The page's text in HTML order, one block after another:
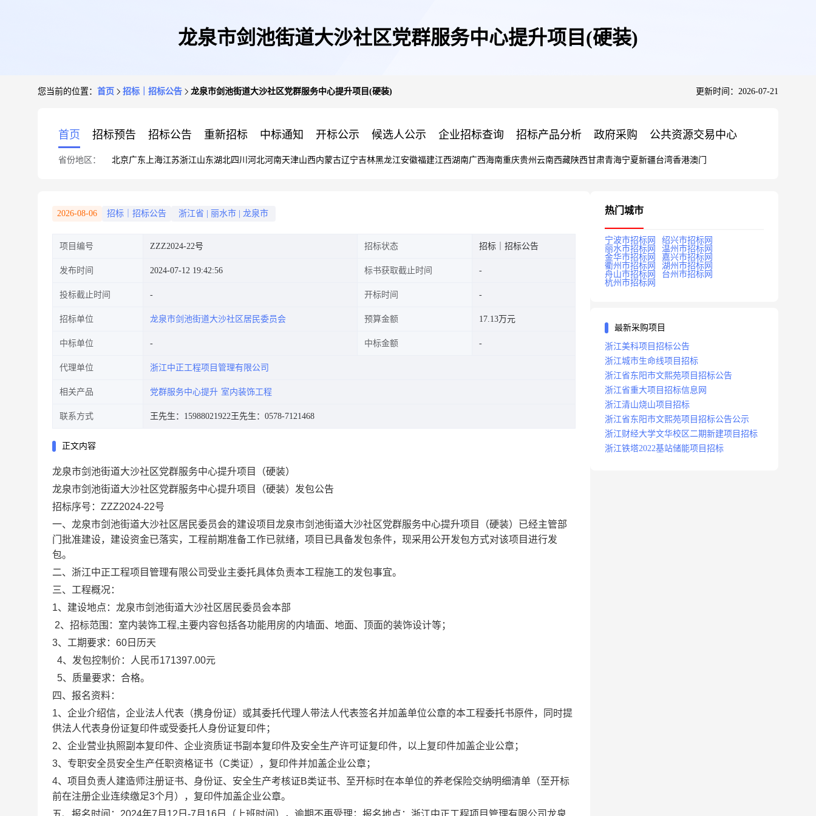
龙泉市剑池街道大沙社区党群服务中心提升项目(硬装)
您当前的位置： 首页 招标｜招标公告 龙泉市剑池街道大沙社区党群服务中心提升项目(硬装) 更新时间：2026-07-21
首页 招标预告 招标公告 重新招标 中标通知 开标公示 候选人公示 企业招标查询 招标产品分析 政府采购 公共资源交易中心
省份地区： 北京广东 上海江苏浙江山东湖北四川 河北河南天津山西内蒙古辽宁吉林黑龙江安徽福建江西湖南广西海南重庆贵州 云南西藏陕西甘肃青海宁夏新疆台湾香港澳门
2026-08-06 招标｜招标公告 浙江省 丽水市 龙泉市
项目编号 ZZZ2024-22号 招标状态 招标｜招标公告
发布时间 2024-07-12 19:42:56 标书获取截止时间
投标截止时间 开标时间
招标单位 龙泉市剑池街道大沙社区居民委员会 预算金额 17.13万元
中标单位 中标金额
代理单位 浙江中正工程项目管理有限公司
相关产品 党群服务中心提升 室内装饰工程
联系方式 王先生：15988021922王先生：0578-7121468
正文内容
龙泉市剑池街道大沙社区党群服务中心提升项目（硬装）
龙泉市剑池街道大沙社区党群服务中心提升项目（硬装）发包公告
招标序号： ZZZ2024-22号
一、 龙泉市剑池街道大沙社区居民委员会的建设项目龙泉市剑池街道大沙社区党群服务中心提升项目（硬装）
已经主管部
门批准建设，建设资金已落实，工程前期准备工作已就绪，项目已具备发包条件，现采用 公开发包方式对该项目进行发
包。
二、 浙江中正工程项目管理有限公司 受业主委托具体负责本工程施工的发包事宜。
三、工程概况：
1、建设地点： 龙泉市剑池街道大沙社区居民委员会本部
2、 招标范围 ： 室内装饰工程,主要内容包括各功能用房的内墙面、地面、顶面的装饰设计等；
3、工期要求： 60 日历天
4、发包控制价：
人民币171397.00元
5、质量要求： 合格。
四、报名资料：
1、企业介绍信，企业法人代表（携身份证）或其委托代理人带法人代表签名并加盖单位公章的本工程委托书原件，同时提
供法人代表身份证复印件或受委托人身份证复印件；
2、企业营业执照副本复印件、企业资质证书副本复印件及安全生产许可证复印件，以上复印件加盖企业公章；
3、专职安全员安全生产任职资格证书（C类证），复印件并加盖企业公章；
4、项目负责人建造师注册证书、身份证、安全生产考核证B类证书、至开标时在本单位的养老保险交纳明细清单（至开标
前在注册企业连续缴足3个月），复印件加盖企业公章。
五、报名时间： 2024年7月 12 日 -7月 16 日（上班时间 ） ，逾期不再受理；报名地点：浙江中正工程项目管理有限公司龙泉
热门城市
宁波市招标网
绍兴市招标网
丽水市招标网
温州市招标网
金华市招标网
嘉兴市招标网
衢州市招标网
湖州市招标网
舟山市招标网
台州市招标网
杭州市招标网
最新采购项目
浙江美科项目招标公告
浙江城市生命线项目招标
浙江省东阳市文熙苑项目招标公告
浙江省重大项目招标信息网
浙江清山烧山项目招标
浙江省东阳市文熙苑项目招标公告公示
浙江财经大学文华校区二期新建项目招标
浙江铁塔2022基站储能项目招标